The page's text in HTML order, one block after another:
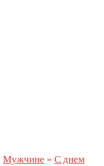
Мужчине » С днем